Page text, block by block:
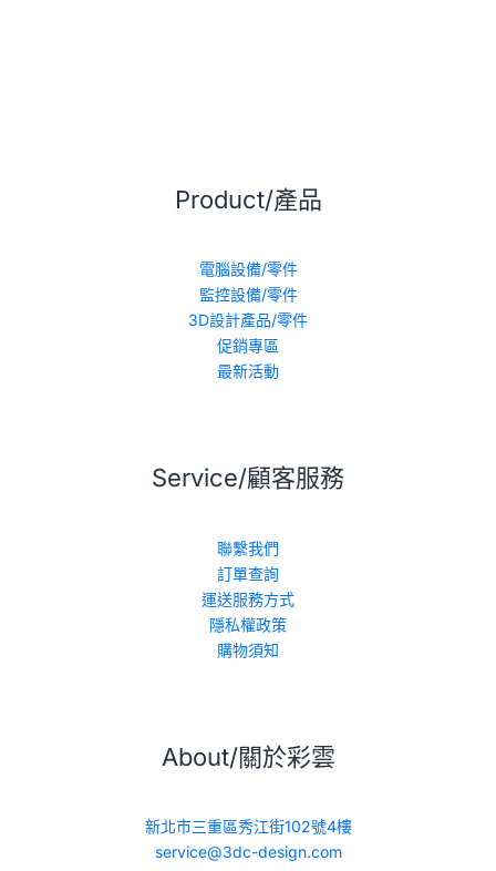
Product/產品
電腦設備/零件
監控設備/零件
3D設計產品/零件
促銷專區
最新活動
Service/顧客服務
聯繫我們
訂單查詢
運送服務方式
隱私權政策
購物須知
About/關於彩雲
新北市三重區秀江街102號4樓
service@3dc-design.com